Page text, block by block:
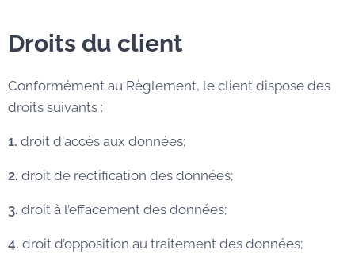
Droits du client
Conformément au Règlement, le client dispose des
droits suivants :
1. droit d'accès aux données;
2. droit de rectification des données;
3. droit à l’effacement des données;
4. droit d’opposition au traitement des données;